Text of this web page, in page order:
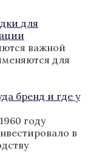
для
важной
для
бренд и где у
году
в